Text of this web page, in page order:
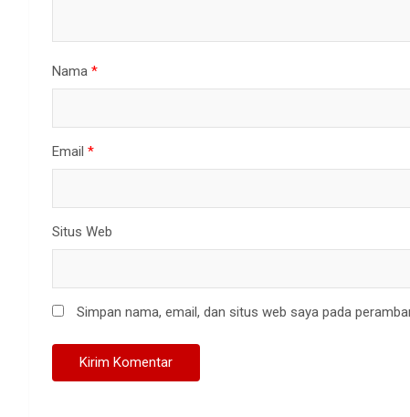
Nama *
Email *
Situs Web
Simpan nama, email, dan situs web saya pada